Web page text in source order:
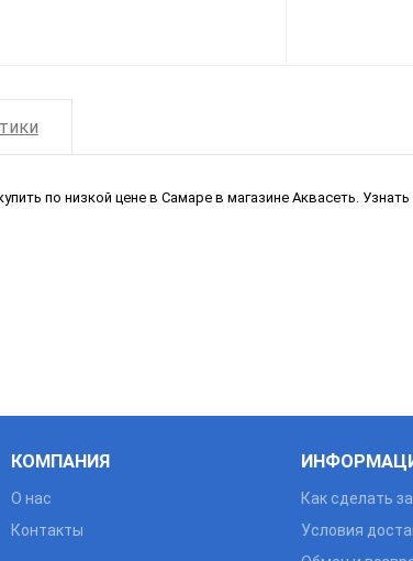
по низкой цене в Самаре в магазине Аквасеть.
КОМПАНИЯ
О нас
Контакты
Как сделать
Условия